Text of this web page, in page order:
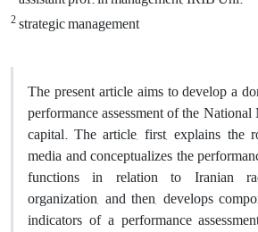
2strategic management
The present article aims to develop a
performance assessment of the
capital. The article, first, explains the
media and conceptualizes the
functions in relation to Iranian
organization, and then, develops
indicators of a performance